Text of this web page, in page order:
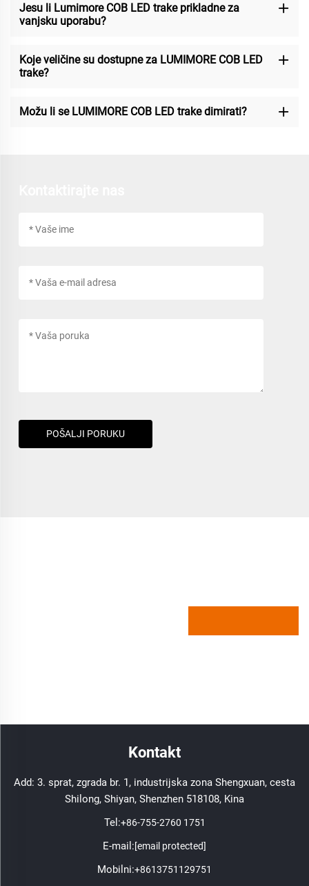
Jesu li Lumimore COB LED trake prikladne za
vanjsku uporabu?
Koje veličine su dostupne za LUMIMORE COB LED
trake?
Možu li se LUMIMORE COB LED trake dimirati?
POŠALJI PORUKU
Kontakt
Add: 3. sprat, zgrada br. 1, industrijska zona Shengxuan, cesta
Shilong, Shiyan, Shenzhen 518108, Kina
Tel:+86-755-2760 1751
E-mail:[email protected]
Mobilni:+8613751129751